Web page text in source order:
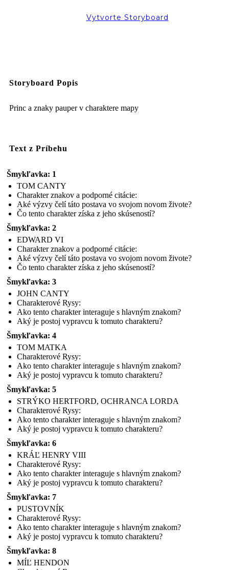
Vytvorte Storyboard
Storyboard Popis
Princ a znaky pauper v charaktere mapy
Text z Príbehu
Šmykľavka: 1
TOM CANTY
Charakter znakov a podporné citácie:
Aké výzvy čelí táto postava vo svojom novom živote?
Čo tento charakter získa z jeho skúseností?
Šmykľavka: 2
EDWARD VI
Charakter znakov a podporné citácie:
Aké výzvy čelí táto postava vo svojom novom živote?
Čo tento charakter získa z jeho skúseností?
Šmykľavka: 3
JOHN CANTY
Charakterové Rysy:
Ako tento charakter interaguje s hlavným znakom?
Aký je postoj vypravcu k tomuto charakteru?
Šmykľavka: 4
TOM MATKA
Charakterové Rysy:
Ako tento charakter interaguje s hlavným znakom?
Aký je postoj vypravcu k tomuto charakteru?
Šmykľavka: 5
STRÝKO HERTFORD, OCHRANCA LORDA
Charakterové Rysy:
Ako tento charakter interaguje s hlavným znakom?
Aký je postoj vypravcu k tomuto charakteru?
Šmykľavka: 6
KRÁĽ HENRY VIII
Charakterové Rysy:
Ako tento charakter interaguje s hlavným znakom?
Aký je postoj vypravcu k tomuto charakteru?
Šmykľavka: 7
PUSTOVNÍK
Charakterové Rysy:
Ako tento charakter interaguje s hlavným znakom?
Aký je postoj vypravcu k tomuto charakteru?
Šmykľavka: 8
MÍĽ HENDON